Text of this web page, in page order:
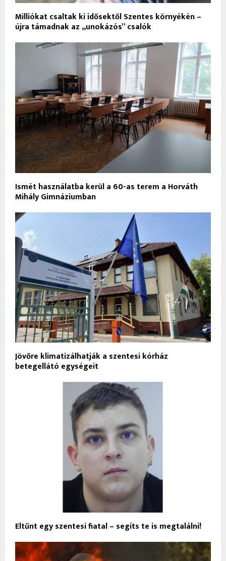
Milliókat csaltak ki idősektől Szentes környékén –
újra támadnak az „unokázós” csalók
Ismét használatba kerül a 60-as terem a Horváth
Mihály Gimnáziumban
Jövőre klimatizálhatják a szentesi kórház
betegellátó egységeit
Eltűnt egy szentesi fiatal – segíts te is megtalálni!